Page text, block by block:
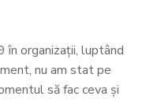
în organizații, luptând
nu am stat pe
să fac ceva şi